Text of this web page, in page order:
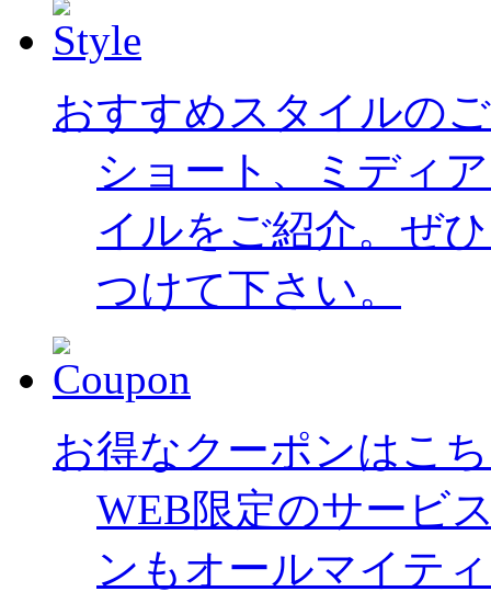
おすすめスタイルの
ショート、ミディ
イルをご紹介。ぜ
つけて下さい。
お得なクーポンはこ
WEB限定のサービ
ンもオールマイテ